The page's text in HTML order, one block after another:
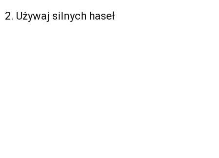
2. Używaj silnych haseł